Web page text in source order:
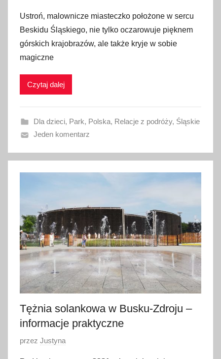
u
b
l
i
w
n
o
0
p
z
i
e
r
n
i
a
2
0
Ustroń, malownicze miasteczko położone w sercu
Beskidu Śląskiego, nie tylko oczarowuje pięknem
górskich krajobrazów, ale także kryje w sobie
magiczne
Czytaj dalej
Dla dzieci, Park, Polska, Relacje z podróży, Śląskie
Jeden komentarz
Tężnia solankowa w Busku-Zdroju –
informacje praktyczne
O
przez Justyna